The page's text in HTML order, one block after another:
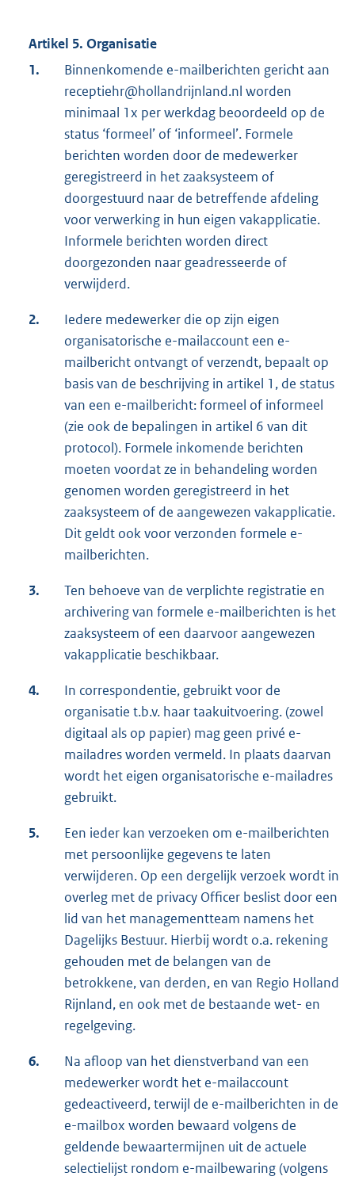
Artikel 5. Organisatie
1.
Binnenkomende e-mailberichten gericht aan
receptiehr@hollandrijnland.nl worden
minimaal 1x per werkdag beoordeeld op de
status ‘formeel’ of ‘informeel’. Formele
berichten worden door de medewerker
geregistreerd in het zaaksysteem of
doorgestuurd naar de betreffende afdeling
voor verwerking in hun eigen vakapplicatie.
Informele berichten worden direct
doorgezonden naar geadresseerde of
verwijderd.
2.
Iedere medewerker die op zijn eigen
organisatorische e-mailaccount een e-
mailbericht ontvangt of verzendt, bepaalt op
basis van de beschrijving in artikel 1, de status
van een e-mailbericht: formeel of informeel
(zie ook de bepalingen in artikel 6 van dit
protocol). Formele inkomende berichten
moeten voordat ze in behandeling worden
genomen worden geregistreerd in het
zaaksysteem of de aangewezen vakapplicatie.
Dit geldt ook voor verzonden formele e-
mailberichten.
3.
Ten behoeve van de verplichte registratie en
archivering van formele e-mailberichten is het
zaaksysteem of een daarvoor aangewezen
vakapplicatie beschikbaar.
4.
In correspondentie, gebruikt voor de
organisatie t.b.v. haar taakuitvoering. (zowel
digitaal als op papier) mag geen privé e-
mailadres worden vermeld. In plaats daarvan
wordt het eigen organisatorische e-mailadres
gebruikt.
5.
Een ieder kan verzoeken om e-mailberichten
met persoonlijke gegevens te laten
verwijderen. Op een dergelijk verzoek wordt in
overleg met de privacy Officer beslist door een
lid van het managementteam namens het
Dagelijks Bestuur. Hierbij wordt o.a. rekening
gehouden met de belangen van de
betrokkene, van derden, en van Regio Holland
Rijnland, en ook met de bestaande wet- en
regelgeving.
6.
Na afloop van het dienstverband van een
medewerker wordt het e-mailaccount
gedeactiveerd, terwijl de e-mailberichten in de
e-mailbox worden bewaard volgens de
geldende bewaartermijnen uit de actuele
selectielijst rondom e-mailbewaring (volgens